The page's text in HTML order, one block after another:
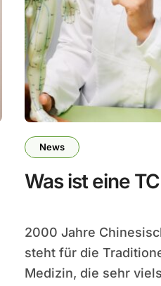
News
Was ist eine
2000 Jahre Chinesische Heilkunde TCM
steht für die
Medizin, die sehr